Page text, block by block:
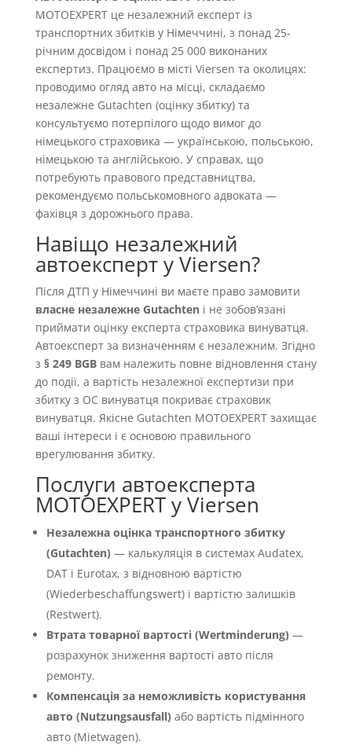
MOTOEXPERT це незалежний експерт із
транспортних збитків у Німеччині, з понад 25-
річним досвідом і понад 25 000 виконаних
експертиз. Працюємо в місті Viersen та околицях:
проводимо огляд авто на місці, складаємо
незалежне Gutachten (оцінку збитку) та
консультуємо потерпілого щодо вимог до
німецького страховика — українською, польською,
німецькою та англійською. У справах, що
потребують правового представництва,
рекомендуємо польськомовного адвоката —
фахівця з дорожнього права.
Навіщо незалежний
автоексперт у Viersen?
Після ДТП у Німеччині ви маєте право замовити
власне незалежне Gutachtenі не зобовʼязані
приймати оцінку експерта страховика винуватця.
Автоексперт за визначенням є незалежним. Згідно
з § 249 BGBвам належить повне відновлення стану
до події, а вартість незалежної експертизи при
збитку з OC винуватця покриває страховик
винуватця. Якісне Gutachten MOTOEXPERT захищає
ваші інтереси і є основою правильного
врегулювання збитку.
Послуги автоексперта
MOTOEXPERT у Viersen
Незалежна оцінка транспортного збитку
(Gutachten) — калькуляція в системах Audatex,
DAT і Eurotax, з відновною вартістю
(Wiederbeschaffungswert) і вартістю залишків
(Restwert).
Втрата товарної вартості (Wertminderung) —
розрахунок зниження вартості авто після
ремонту.
Компенсація за неможливість користування
авто (Nutzungsausfall) або вартість підмінного
авто (Mietwagen).